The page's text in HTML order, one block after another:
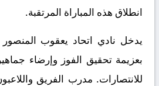
انطلاق هذه المباراة المرتقبة.
يدخل نادي اتحاد يعقوب المنصور
بعزيمة تحقيق الفوز وإرضاء
للانتصارات. مدرب الفريق